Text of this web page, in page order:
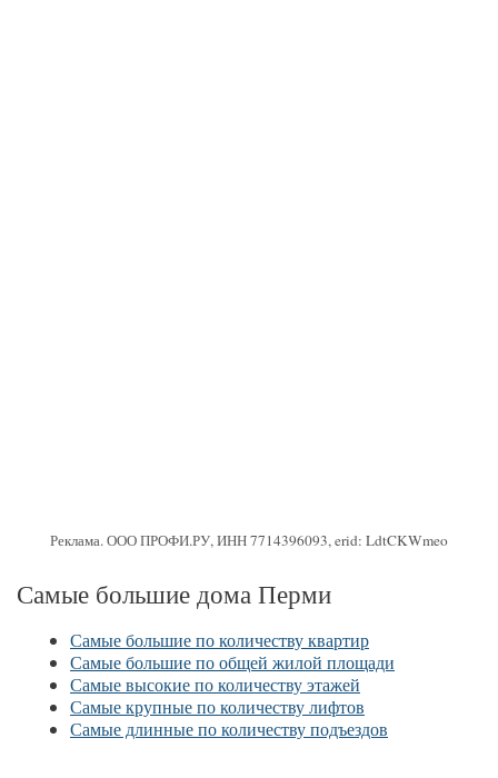
Реклама. ООО ПРОФИ.РУ, ИНН 7714396093, erid: LdtCKWmeo
Самые большие дома Перми
Самые большие по количеству квартир
Самые большие по общей жилой площади
Самые высокие по количеству этажей
Самые крупные по количеству лифтов
Самые длинные по количеству подъездов